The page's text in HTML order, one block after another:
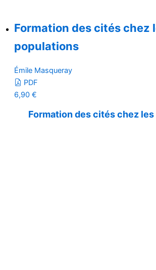
Formation des cités chez
populations
Émile Masqueray
PDF
6,90 €
Formation des cités chez